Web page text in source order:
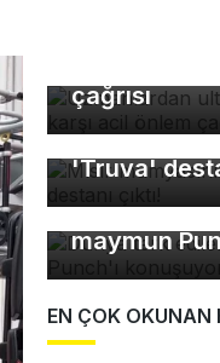
çağrısı
Mısır
'Truva'
Dünya terk
maymun
EN ÇOK OKUNAN